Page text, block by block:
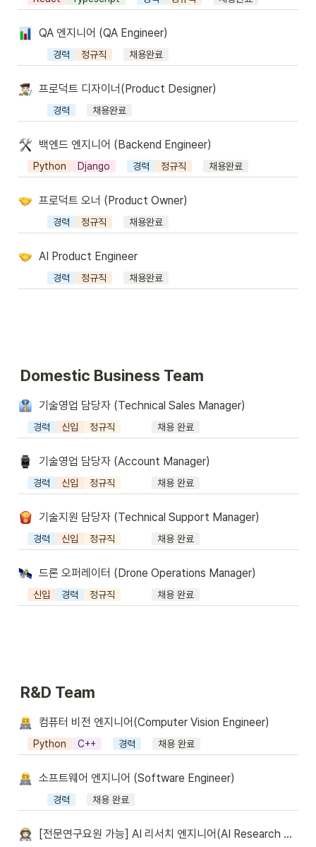
QA 엔지니어 (QA Engineer)
경력 정규직 채용완료
프로덕트 디자이너(Product Designer)
경력 채용완료
백엔드 엔지니어 (Backend Engineer)
Python Django 경력 정규직 채용완료
프로덕트 오너 (Product Owner)
경력 정규직 채용완료
AI Product Engineer
경력 정규직 채용완료
Domestic Business Team
기술영업 담당자 (Technical Sales Manager)
경력 신입 정규직 채용 완료
기술영업 담당자 (Account Manager)
경력 신입 정규직 채용 완료
기술지원 담당자 (Technical Support Manager)
경력 신입 정규직 채용 완료
드론 오퍼레이터 (Drone Operations Manager)
신입 경력 정규직 채용 완료
R&D Team
컴퓨터 비전 엔지니어(Computer Vision Engineer)
Python C++ 경력 채용 완료
소프트웨어 엔지니어 (Software Engineer)
경력 채용 완료
[전문연구요원 가능] AI 리서치 엔지니어(AI Research Engineer)